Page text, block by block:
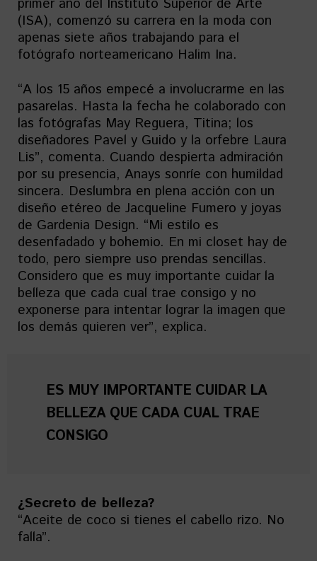
primer año del Instituto Superior de Arte
(ISA), comenzó su carrera en la moda con
apenas siete años trabajando para el
fotógrafo norteamericano Halim Ina.
“A los 15 años empecé a involucrarme en las
pasarelas. Hasta la fecha he colaborado con
las fotógrafas May Reguera, Titina; los
diseñadores Pavel y Guido y la orfebre Laura
Lis”, comenta. Cuando despierta admiración
por su presencia, Anays sonríe con humildad
sincera. Deslumbra en plena acción con un
diseño etéreo de Jacqueline Fumero y joyas
de Gardenia Design. “Mi estilo es
desenfadado y bohemio. En mi closet hay de
todo, pero siempre uso prendas sencillas.
Considero que es muy importante cuidar la
belleza que cada cual trae consigo y no
exponerse para intentar lograr la imagen que
los demás quieren ver”, explica.
ES MUY IMPORTANTE CUIDAR LA
BELLEZA QUE CADA CUAL TRAE
CONSIGO
¿Secreto de belleza?
“Aceite de coco si tienes el cabello rizo. No
falla”.